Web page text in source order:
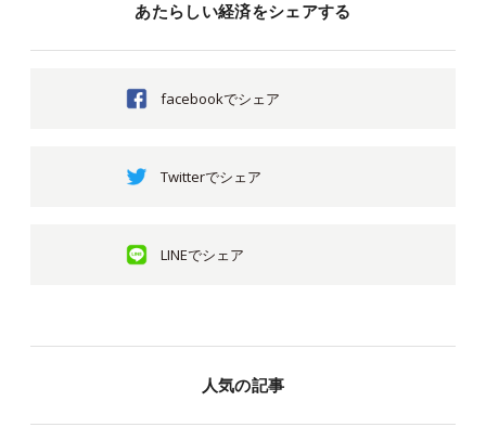
あたらしい経済をシェアする
facebookでシェア
Twitterでシェア
LINEでシェア
人気の記事